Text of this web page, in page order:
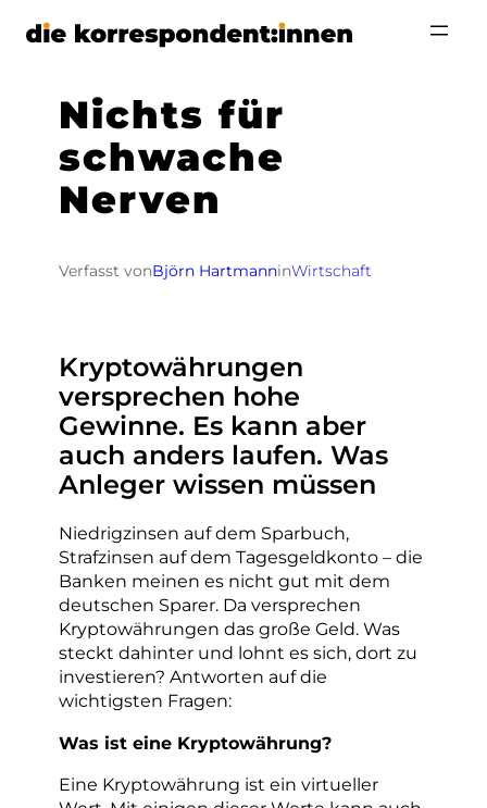
Zum
Nichts für
schwache
Nerven
Verfasst vonBjörn HartmanninWirtschaft
Kryptowährungen
versprechen hohe
Gewinne. Es kann aber
auch anders laufen. Was
Anleger wissen müssen
Niedrigzinsen auf dem Sparbuch,
Strafzinsen auf dem Tagesgeldkonto – die
Banken meinen es nicht gut mit dem
deutschen Sparer. Da versprechen
Kryptowährungen das große Geld. Was
steckt dahinter und lohnt es sich, dort zu
investieren? Antworten auf die
wichtigsten Fragen:
Was ist eine Kryptowährung?
Eine Kryptowährung ist ein virtueller